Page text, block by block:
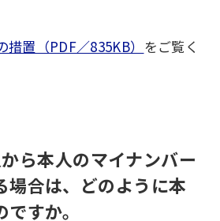
措置（PDF／835KB） をご覧く
ら本人のマイナンバー
場合は、どのように本
すか。